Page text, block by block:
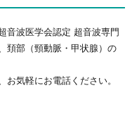
音波医学会認定 超音波専門
頚部（頸動脈・甲状腺）の
気軽にお電話ください。